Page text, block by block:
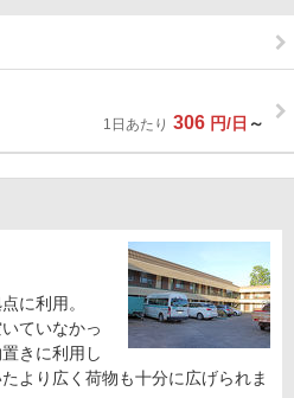
1日あたり 306 円/日 ～
に利用。
ていなかっ
きに利用し
より広く荷物も十分に広げられま